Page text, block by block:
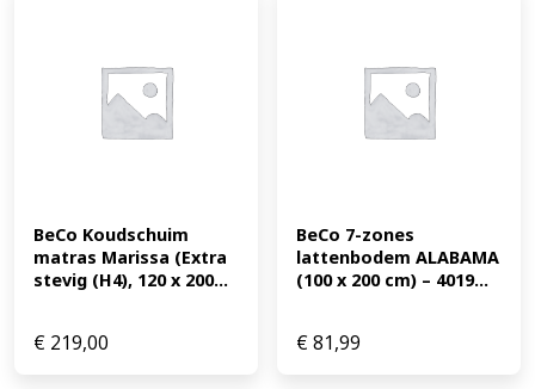
% polyester, 44 % lyocell/tencel is aan beide zijden
doorgestikt met een ademende klimaatvezel. Het hoge
tencel-gehalte in de tijk zorgt voor een optimaal
slaapklimaat, omdat de Tencel-vezel bijzonder goede
BeCo Koudschuim
matras Marissa (Extra
stevig (H4), 120 x 200...
€ 219,00
BeCo 7-zones
lattenbodem ALABAMA
(100 x 200 cm) – 4019...
€81,99